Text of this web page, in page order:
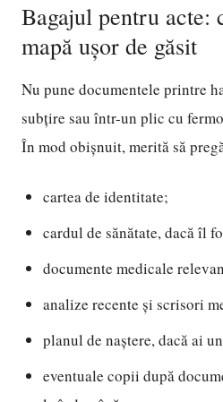
Bagajul pentru acte:
mapă ușor de găsit
Nu pune documentele printre
subțire sau într-un plic cu
În mod obișnuit, merită să
cartea de identitate;
cardul de sănătate, dacă îl
documente medicale
analize recente și scrisori
planul de naștere, dacă ai
eventuale copii după